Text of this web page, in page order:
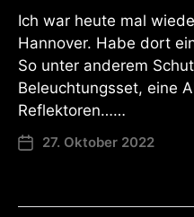
Ich war heute mal
Hannover. Habe dort
So unter anderem
Beleuchtungsset, eine
Reflektoren……
27. Oktober 2022